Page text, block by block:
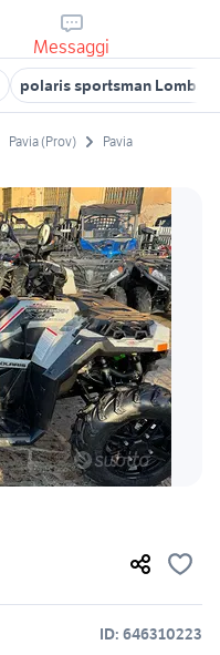
Messaggi
polaris sportsman
Pavia (Prov) Pavia
ID: 646310223